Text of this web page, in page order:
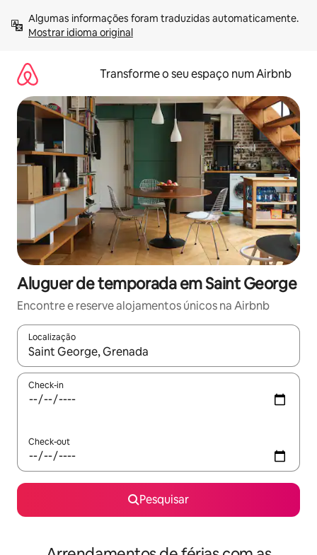
para
Mostrar idioma original
Transforme o seu espaço num Airbnb
Aluguer de temporada em Saint George
Encontre e reserve alojamentos únicos na Airbnb
Localização
Quando os resultados estiverem disponíveis, navegue com
Check-in
Check-out
Pesquisar